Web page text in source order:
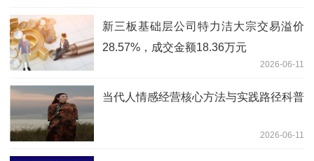
新三板基础层公司特力洁大宗交易溢价
28.57%，成交金额18.36万元
2026-06-11
当代人情感经营核心方法与实践路径科普
2026-06-11